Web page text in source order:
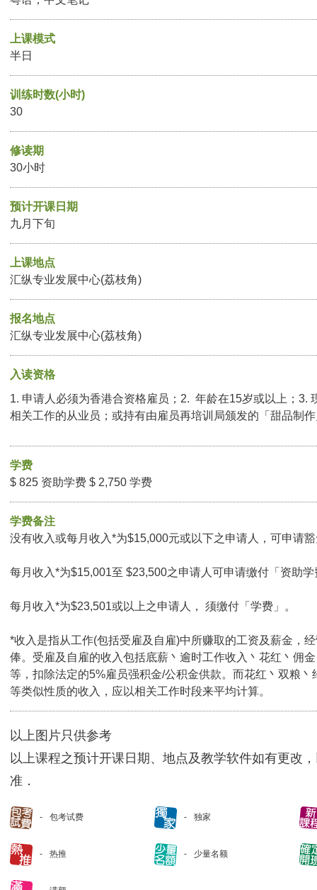
上课模式
半日
训练时数(小时)
30
修读期
30小时
预计开课日期
九月下旬
上课地点
汇纵专业发展中心(荔枝角)
报名地点
汇纵专业发展中心(荔枝角)
入读资格
1. 申请人必须为香港合资格雇员；2. 年龄在15岁或以上；3.
相关工作的从业员；或持有由雇员再培训局颁发的「甜品制
学费
$ 825 资助学费 $ 2,750 学费
学费备注
没有收入或每月收入*为$15,000元或以下之申请人，可申请
每月收入*为$15,001至 $23,500之申请人可申请缴付「资助学
每月收入*为$23,501或以上之申请人， 须缴付「学费」。
*收入是指从工作(包括受雇及自雇)中所赚取的工资及薪金，
俸。受雇及自雇的收入包括底薪丶逾时工作收入丶花红丶佣
等，扣除法定的5%雇员强积金/公积金供款。而花红丶双粮丶
等类似性质的收入，应以相关工作时段来平均计算。
以上图片只供参考
以上课程之预计开课日期、地点及教学软件如有更改
准．
包考试费 独家
热推 少量名额